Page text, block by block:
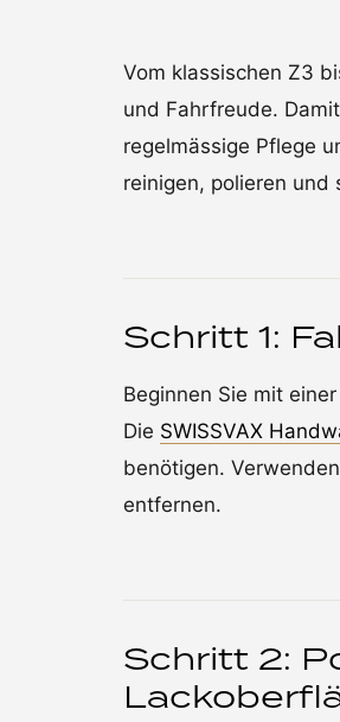
Vom klassischen Z3
und Fahrfreude.
regelmässige Pflege
reinigen, polieren und
Schritt 1:
Beginnen Sie mit
Die SWISSVAX
benötigen.
entfernen.
Schritt 2: